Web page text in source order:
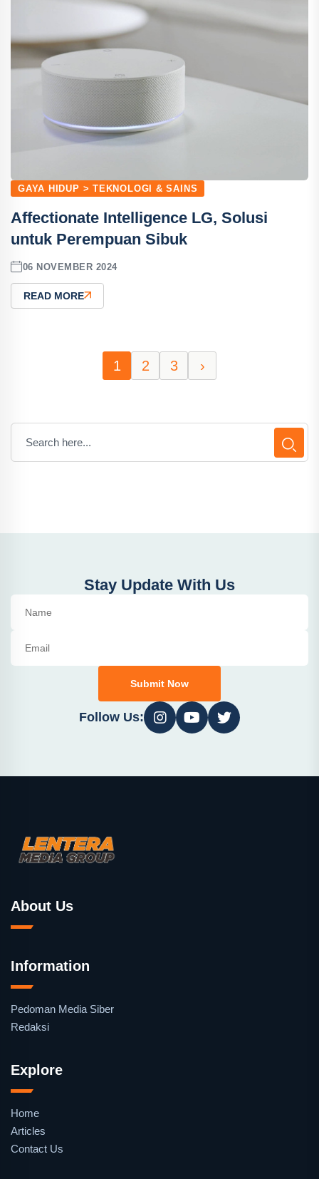
GAYA HIDUP > TEKNOLOGI & SAINS
Affectionate Intelligence LG, Solusi
untuk Perempuan Sibuk
06 NOVEMBER 2024
READ MORE
1 2 3 ›
Stay Update With Us
Submit Now
Follow Us:
About Us
Information
Pedoman Media Siber
Redaksi
Explore
Home
Articles
Contact Us